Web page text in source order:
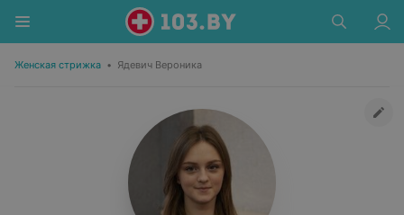
Женская стрижка • Ядевич Вероника